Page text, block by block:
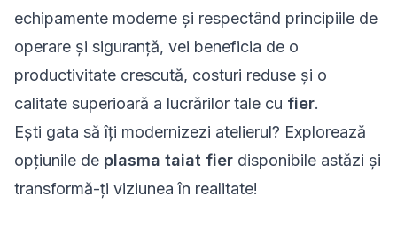
echipamente moderne și respectând principiile de
operare și siguranță, vei beneficia de o
productivitate crescută, costuri reduse și o
calitate superioară a lucrărilor tale cu fier.
Ești gata să îți modernizezi atelierul? Explorează
opțiunile de plasma taiat fier disponibile astăzi și
transformă-ți viziunea în realitate!